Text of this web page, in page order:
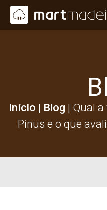
Início | Blog | Qual
Pinus e o que